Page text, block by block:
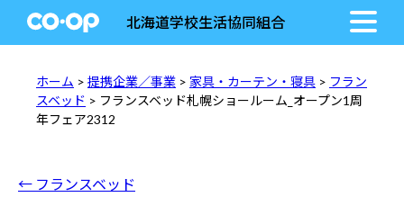
北海道学校生活協同組合
ホーム > 提携企業／事業 > 家具・カーテン・寝具 > フラン
スベッド > フランスベッド札幌ショールーム_オープン1周
年フェア2312
← フランスベッド